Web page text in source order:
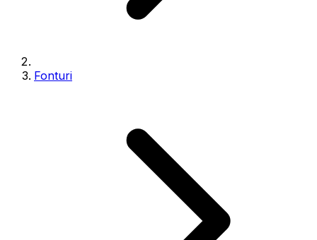
Fonturi